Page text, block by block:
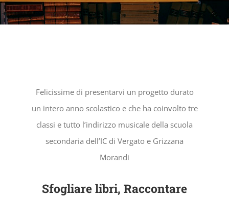
Felicissime di presentarvi un progetto durato
un intero anno scolastico e che ha coinvolto tre
classi e tutto l’indirizzo musicale della scuola
secondaria dell’IC di Vergato e Grizzana
Morandi
Sfogliare libri, Raccontare